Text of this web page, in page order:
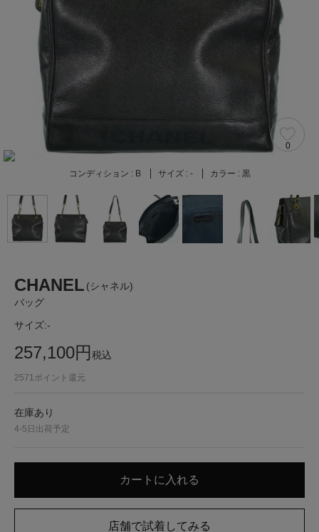
0
コンディション : B サイズ : - カラー : 黒
CHANEL (シャネル)
バッグ
サイズ:-
257,100円税込
2571 ポイント還元
在庫あり
4-5日出荷予定